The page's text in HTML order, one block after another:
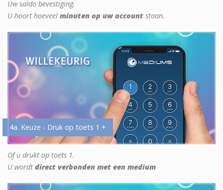
Uw saldo bevestiging.
U hoort hoeveel minuten op uw account staan.
4a. Keuze - Druk op toets 1 +
Of u drukt op toets 1.
U wordt direct verbonden met een medium